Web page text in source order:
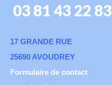
03 81 43 22 83
17 GRANDE RUE
25690 AVOUDREY
Formulaire de contact